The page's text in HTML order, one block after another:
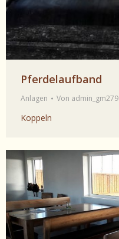
Pferdelaufband
Anlagen Von admin_gm279
Koppeln